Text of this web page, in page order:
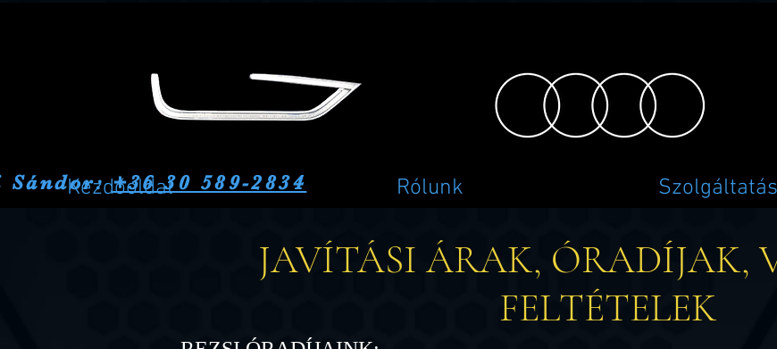
Sándor:+36 30 589-2834
Kezdőoldal Rólunk
JAVÍTÁSI ÁRAK, ÓRADÍJAK,
FELTÉTELEK